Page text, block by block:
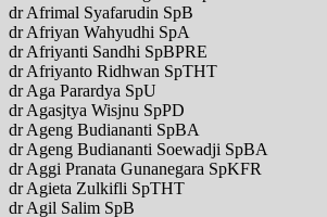
dr Afrimal Syafarudin SpB
dr Afriyan Wahyudhi SpA
dr Afriyanti Sandhi SpBPRE
dr Afriyanto Ridhwan SpTHT
dr Aga Parardya SpU
dr Agasjtya Wisjnu SpPD
dr Ageng Budiananti SpBA
dr Ageng Budiananti Soewadji SpBA
dr Aggi Pranata Gunanegara SpKFR
dr Agieta Zulkifli SpTHT
dr Agil Salim SpB